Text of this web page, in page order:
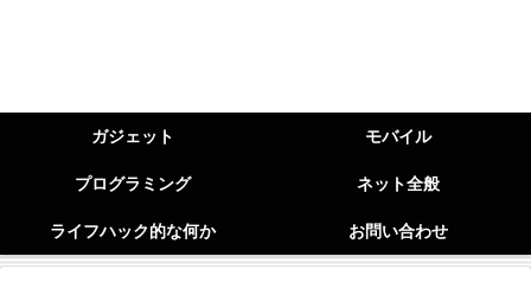
ガジェット モバイル
プログラミング ネット全般
ライフハック的な何か お問い合わせ